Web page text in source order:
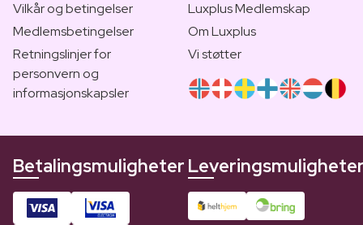
Vilkår og betingelser
Medlemsbetingelser
Retningslinjer for
personvern og
informasjonskapsler
Luxplus Medlemskap
Om Luxplus
Vi støtter
Betalingsmuligheter